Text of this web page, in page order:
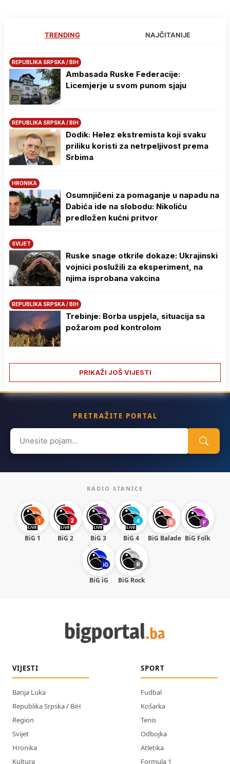
TRENDING NAJČITANIJE
REPUBLIKA SRPSKA / BIH
Ambasada Ruske Federacije:
Licemjerje u svom punom sjaju
REPUBLIKA SRPSKA / BIH
Dodik: Helez ekstremista koji svaku
priliku koristi za netrpeljivost prema
Srbima
HRONIKA
Osumnjičeni za pomaganje u napadu na
Dabića ide na slobodu: Nikoliću
predložen kućni pritvor
SVIJET
Ruske snage otkrile dokaze: Ukrajinski
vojnici poslužili za eksperiment, na
njima isprobana vakcina
REPUBLIKA SRPSKA / BIH
Trebinje: Borba uspjela, situacija sa
požarom pod kontrolom
PRIKAŽI JOŠ VIJESTI
PRETRAŽITE PORTAL
Search
for:
RADIO STANICE
BiG 1 BiG 2 BiG 3 BiG 4 BiG Balade BiG Folk
BiG iG BiG Rock
VIJESTI
Banja Luka
Republika Srpska / BiH
Region
Svijet
Hronika
Kultura
SPORT
Fudbal
Košarka
Tenis
Odbojka
Atletika
Formula 1